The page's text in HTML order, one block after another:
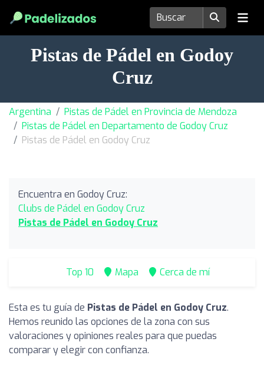
Pistas de Pádel en Godoy
Cruz
Argentina
Pistas de Pádel en Provincia de Mendoza
Pistas de Pádel en Departamento de Godoy Cruz
Pistas de Pádel en Godoy Cruz
Encuentra en Godoy Cruz:
Clubs de Pádel en Godoy Cruz
Pistas de Pádel en Godoy Cruz
Top 10 Mapa Cerca de mí
Esta es tu guía de Pistas de Pádel en Godoy Cruz.
Hemos reunido las opciones de la zona con sus
valoraciones y opiniones reales para que puedas
comparar y elegir con confianza.